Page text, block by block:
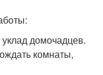
домочадцев.
комнаты,